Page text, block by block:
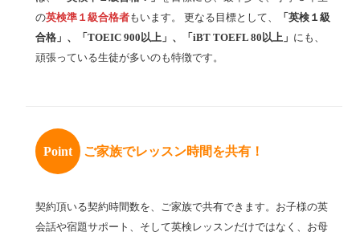
の英検準１級合格者もいます。 更なる目標として、
「英検１級
合格」、「TOEIC 900以上」、「iBT TOEFL 80以上」 にも、
頑張っている生徒が多いのも特徴です。
Point ご家族でレッスン時間を共有！
契約頂いる契約時間数を、ご家族で共有できます。お子様の英
会話や宿題サポート、そして英検レッスンだけではなく、お母